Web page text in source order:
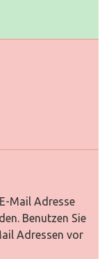
Mail Adresse
Benutzen Sie
Adressen vor